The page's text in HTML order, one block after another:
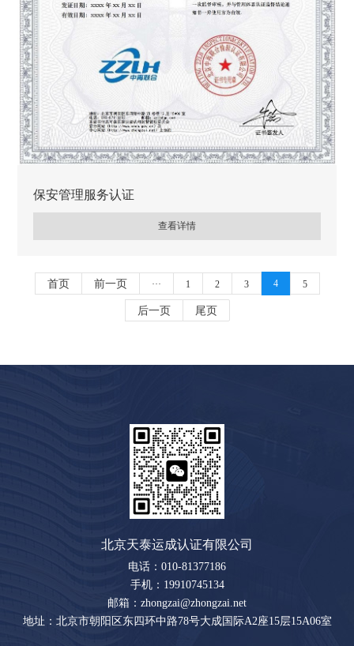
保安管理服务认证
查看详情
首页 前一页 ··· 1 2 3 4 5
后一页 尾页
北京天泰运成认证有限公司
电话：010-81377186
手机：19910745134
邮箱：zhongzai@zhongzai.net
地址：北京市朝阳区东四环中路78号大成国际A2座15层15A06室